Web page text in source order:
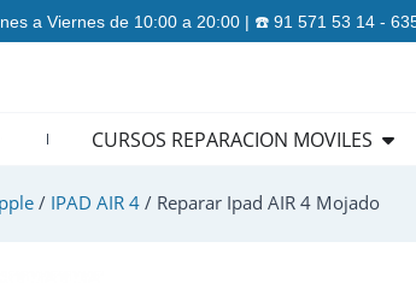
a Viernes de 10:00 a 20:00 | ☎️ 91 571 53 14 -
REPARACION DISPOSITIVOS
CURSOS REPARACION MOVILES
/ IPAD AIR 4 / Reparar Ipad AIR 4 Mojado